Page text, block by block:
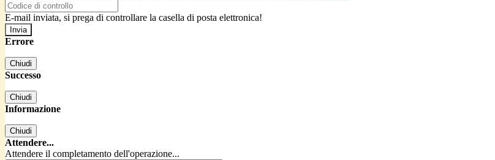
E-mail inviata, si prega di controllare la casella di posta elettronica!
Errore
Chiudi
Successo
Chiudi
Informazione
Chiudi
Attendere...
Attendere il completamento dell'operazione...